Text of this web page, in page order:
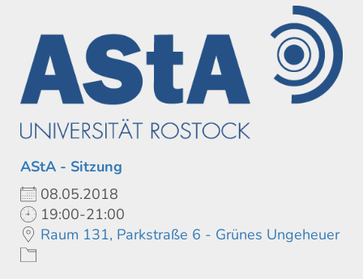
AStA - Sitzung
08.05.2018
19:00-21:00
Raum 131, Parkstraße 6 - Grünes Ungeheuer